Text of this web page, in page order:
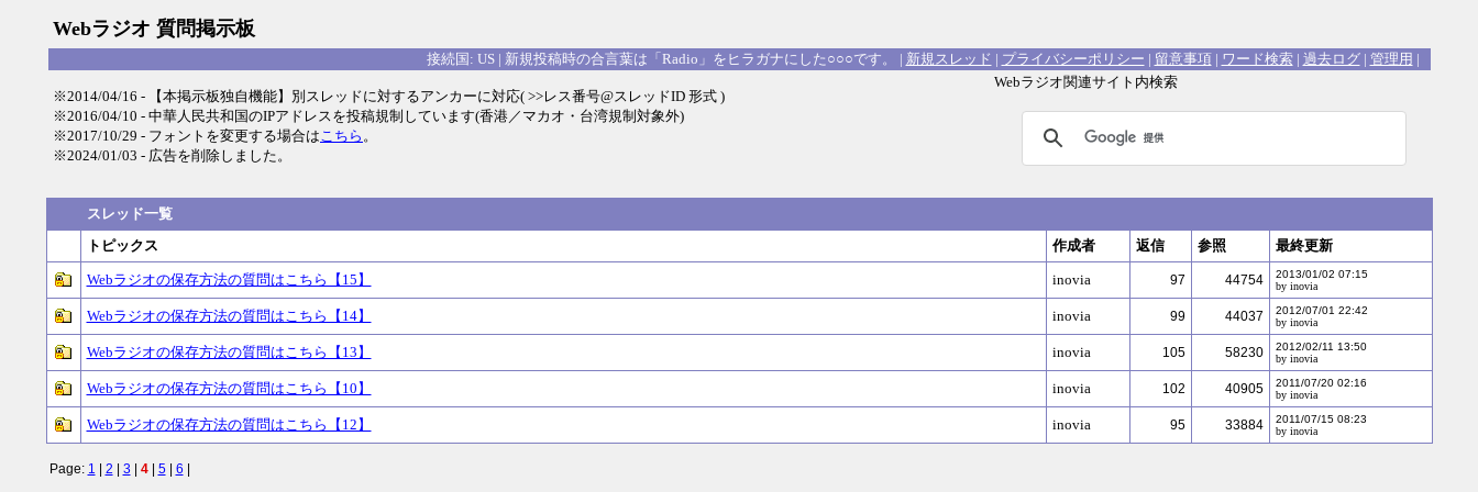
Webラジオ 質問掲示板
接続国: US | 新規投稿時の合言葉は「Radio」をヒラガナにした○○○です。 | 新規スレッド | プライバシーポリシー | 留意事項 | ワード検索 | 過去ログ | 管理用 |
Webラジオ関連サイト内検索
※2014/04/16 - 【本掲示板独自機能】別スレッドに対するアンカーに対応( >>レス番号@スレッドID 形式 )
※2016/04/10 - 中華人民共和国のIPアドレスを投稿規制しています(香港／マカオ・台湾規制対象外)
※2017/10/29 - フォントを変更する場合はこちら 。
※2024/01/03 - 広告を削除しました。
スレッド一覧
トピックス
作成者 返信 参照 最終更新
Webラジオの保存方法の質問はこちら【15】 inovia 97 44754
2013/01/02 07:15
by inovia
Webラジオの保存方法の質問はこちら【14】 inovia 99 44037
2012/07/01 22:42
by inovia
Webラジオの保存方法の質問はこちら【13】 inovia 105 58230
2012/02/11 13:50
by inovia
Webラジオの保存方法の質問はこちら【10】 inovia 102 40905
2011/07/20 02:16
by inovia
Webラジオの保存方法の質問はこちら【12】 inovia 95 33884
2011/07/15 08:23
by inovia
Page: 1 2 3 4| 5| 6